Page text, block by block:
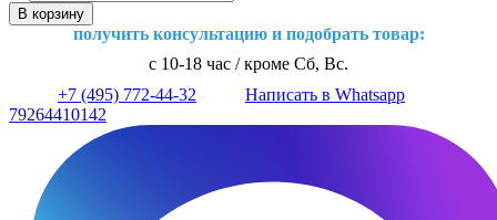
В корзину
получить консультацию и подобрать товар:
с 10-18 час / кроме Сб, Вс.
+7 (495) 772-44-32
Написать в Whatsapp
79264410142